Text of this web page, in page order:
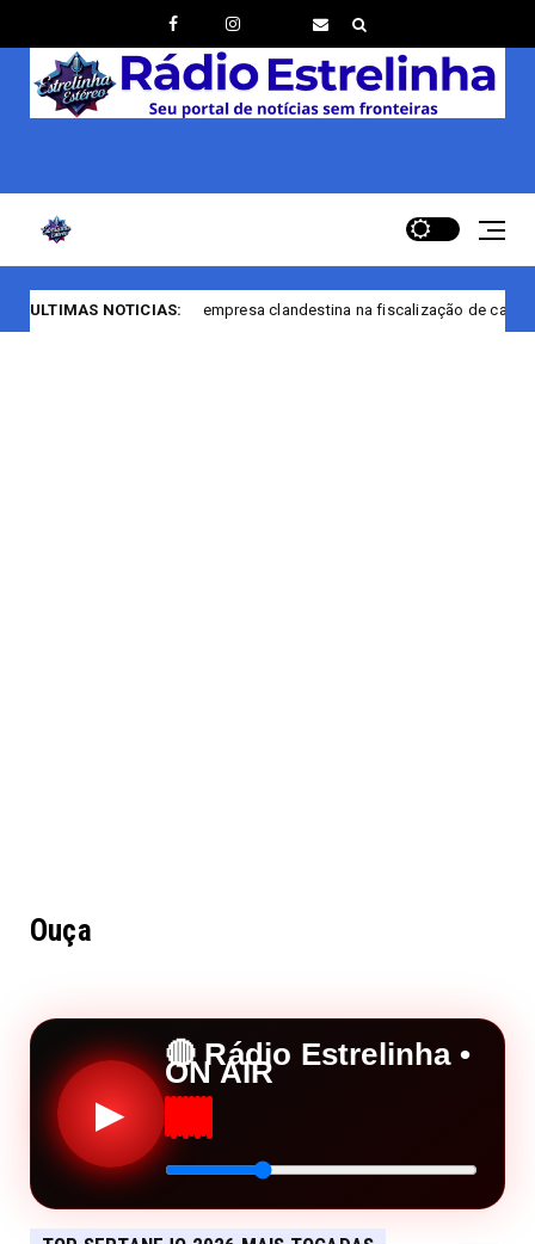
ULTIMAS NOTICIAS:
encerra empresa clandestina na fiscalização de casas noturnas de
Ouça
▶
🔴 Rádio Estrelinha •
ON AIR